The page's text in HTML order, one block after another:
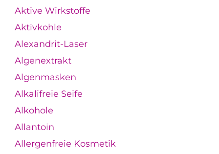
Aktive Wirkstoffe
Aktivkohle
Alexandrit-Laser
Algenextrakt
Algenmasken
Alkalifreie Seife
Alkohole
Allantoin
Allergenfreie Kosmetik